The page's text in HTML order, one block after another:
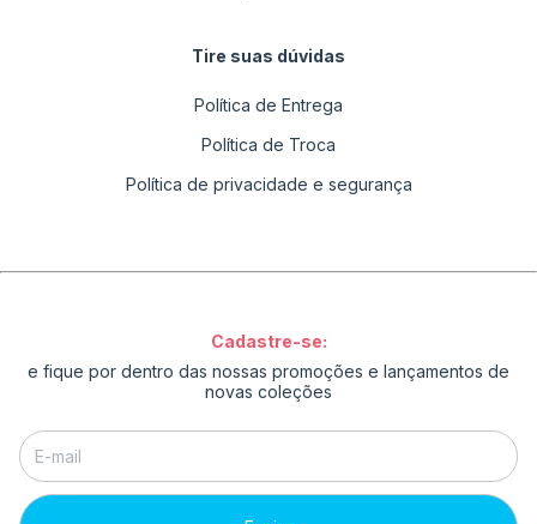
Tire suas dúvidas
Política de Entrega
Política de Troca
Política de privacidade e segurança
Cadastre-se:
e fique por dentro das nossas promoções e lançamentos de
novas coleções